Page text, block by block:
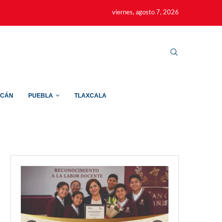
viernes, agosto 7, 2026
PUEBLA TLAXCALA